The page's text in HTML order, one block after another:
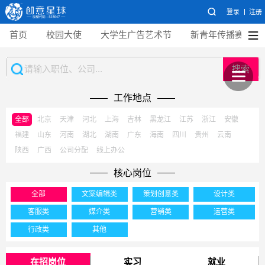
登录 注册
首页 校园大使 大学生广告艺术节 新青年传播赛
搜索
工作地点
全部 北京 天津 河北 上海 吉林 黑龙江 江苏 浙江
安徽
福建
山东 河南 湖北 湖南 广东 海南 四川 贵州
云南
陕西
广西 公司分配 线上办公
核心岗位
全部 文案编辑类 策划创意类 设计类
客服类 媒介类 营销类 运营类
行政类 其他
在招岗位 实习 就业